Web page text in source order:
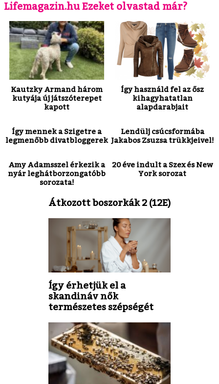
Lifemagazin.hu Ezeket olvastad már?
Kautzky Armand három
kutyája új játszóterepet
kapott
Így használd fel az ősz
kihagyhatatlan
alapdarabjait
Így mennek a Szigetre a
legmenőbb divatbloggerek
Lendülj csúcsformába
Jakabos Zsuzsa trükkjeivel!
Amy Adamsszel érkezik a
nyár leghátborzongatóbb
sorozata!
20 éve indult a Szex és New
York sorozat
Átkozott boszorkák 2 (12E)
Így érhetjük el a
skandináv nők
természetes szépségét